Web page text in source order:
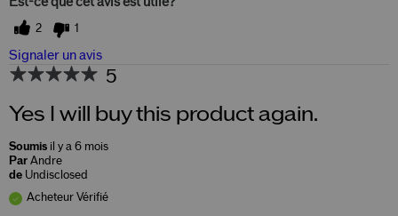
2 1
Signaler un avis
5
Yes I will buy this product again.
Soumis il y a 6 mois
Par Andre
de Undisclosed
Acheteur Vérifié